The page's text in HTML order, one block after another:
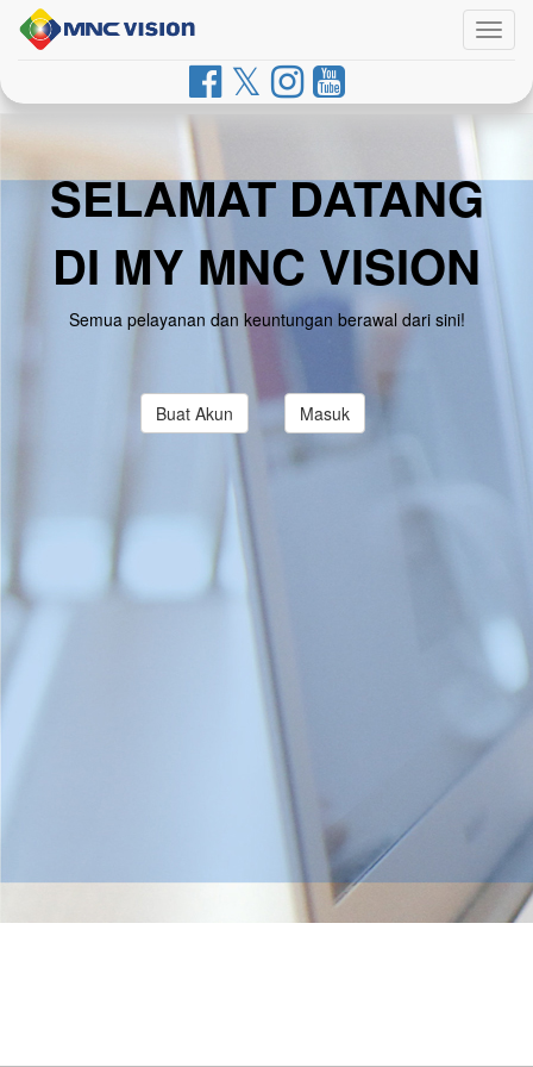
SELAMAT DATANG
DI MY MNC VISION
Semua pelayanan dan keuntungan berawal dari sini!
Buat Akun Masuk